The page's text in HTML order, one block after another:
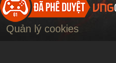
Quản lý cookies